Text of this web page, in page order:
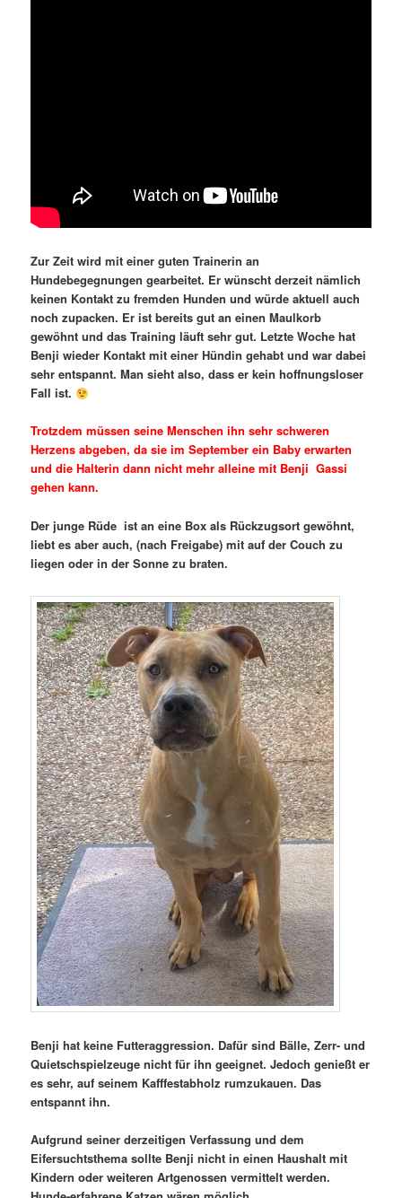
Zur Zeit wird mit einer guten Trainerin an
Hundebegegnungen gearbeitet. Er wünscht derzeit nämlich
keinen Kontakt zu fremden Hunden und würde aktuell auch
noch zupacken. Er ist bereits gut an einen Maulkorb
gewöhnt und das Training läuft sehr gut. Letzte Woche hat
Benji wieder Kontakt mit einer Hündin gehabt und war dabei
sehr entspannt. Man sieht also, dass er kein hoffnungsloser
Fall ist.
Trotzdem müssen seine Menschen ihn sehr schweren
Herzens abgeben, da sie im September ein Baby erwarten
und die Halterin dann nicht mehr alleine mit Benji Gassi
gehen kann.
Der junge Rüde ist an eine Box als Rückzugsort gewöhnt,
liebt es aber auch, (nach Freigabe) mit auf der Couch zu
liegen oder in der Sonne zu braten.
Benji hat keine Futteraggression. Dafür sind Bälle, Zerr- und
Quietschspielzeuge nicht für ihn geeignet. Jedoch genießt er
es sehr, auf seinem Kafffestabholz rumzukauen. Das
entspannt ihn.
Aufgrund seiner derzeitigen Verfassung und dem
Eifersuchtsthema sollte Benji nicht in einen Haushalt mit
Kindern oder weiteren Artgenossen vermittelt werden.